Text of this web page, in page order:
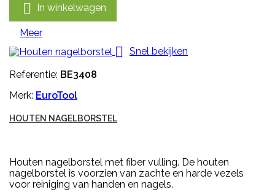
 In winkelwagen
Meer
 Snel bekijken
Referentie: BE3408
Merk: EuroTool
HOUTEN NAGELBORSTEL
Houten nagelborstel met fiber vulling. De houten
nagelborstel is voorzien van zachte en harde vezels
voor reiniging van handen en nagels.